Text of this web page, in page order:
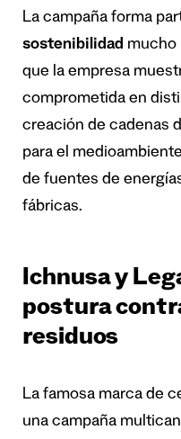
La campaña forma
sostenibilidad mucho
que la empresa
comprometida en
creación de cadenas
para el
de fuentes de
fábricas.
Ichnusa y
postura
residuos
La famosa marca de
una campaña